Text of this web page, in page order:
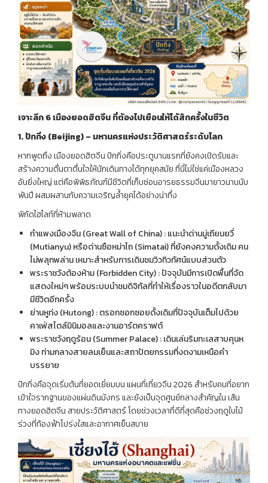
เจาะลึก6เมืองยอดฮิตจีนที่ต้องไปเยือนให้ได้สักครั้งในชีวิต
1.ปักกิ่ง(Beijing) – มหานครแห่งประวัติศาสตร์ระดับโลก
หากพูดถึง เมืองยอดฮิตจีน ปักกิ่งคือประตูบานแรกที่ยังคงเปิดรับและ
สร้างความตื่นตาตื่นใจให้นักเดินทางได้ทุกยุคสมัย ที่นี่ไม่ใช่แค่เมืองหลวง
อันยิ่งใหญ่ แต่คือพิพิธภัณฑ์มีชีวิตที่เก็บซ่อนอารยธรรมจีนมายาวนานนับ
พันปี ผสมผสานกับความเจริญล้ำยุคได้อย่างน่าทึ่ง
พิกัดไฮไลท์ที่ห้ามพลาด
กำแพงเมืองจีน (Great Wall of China) : แนะนำด่านมู่เถียนยวี่
(Mutianyu) หรือด่านซือหม่าไถ (Simatai) ที่ยังคงความดั้งเดิม คน
ไม่พลุกพล่าน เหมาะสำหรับการเดินชมวิวทิวทัศน์แบบส่วนตัว
พระราชวังต้องห้าม (Forbidden City) : ปัจจุบันมีการเปิดพื้นที่จัด
แสดงใหม่ๆ พร้อมระบบนำชมดิจิทัลที่ทำให้เรื่องราวในอดีตกลับมา
มีชีวิตอีกครั้ง
ย่านหูท่ง (Hutong) : ตรอกซอกซอยดั้งเดิมที่ปัจจุบันเต็มไปด้วย
คาเฟ่สไตล์มินิมอลและงานอาร์ตคราฟต์
พระราชวังฤดูร้อน (Summer Palace) : เดินเล่นริมทะเลสาบคุนห
มิง ท่ามกลางสายลมเย็นและสถาปัตยกรรมที่งดงามเหนือคำ
บรรยาย
ปักกิ่งคือจุดเริ่มต้นที่ยอดเยี่ยมบน แผนที่เที่ยวจีน 2026 สำหรับคนที่อยาก
เข้าใจรากฐานของแผ่นดินมังกร และยังเป็นจุดศูนย์กลางสำคัญใน เส้น
ทางยอดฮิตจีน สายประวัติศาสตร์ โดยช่วงเวลาที่ดีที่สุดคือช่วงฤดูใบไม้
ร่วงที่ท้องฟ้าโปร่งใสและอากาศเย็นสบาย